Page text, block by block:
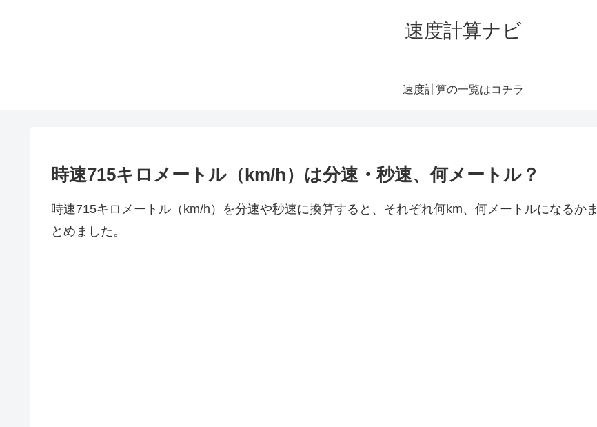
速度計算ナビ
速度計算の一覧はコチラ
時速715キロメートル（km/h）は分速・秒速、何メートル？
時速715キロメートル（km/h）を分速や秒速に換算すると、それぞれ何km、何メートルになるかま
とめました。